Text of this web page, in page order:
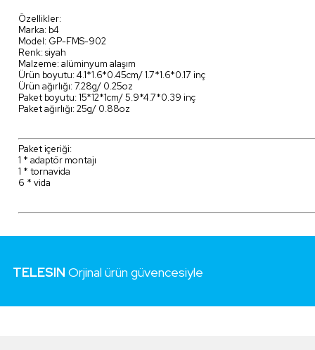
Özellikler:
Marka: b4
Model: GP-FMS-902
Renk: siyah
Malzeme: alüminyum alaşım
Ürün boyutu: 4.1*1.6*0.45cm/ 1.7*1.6*0.17 inç
Ürün ağırlığı: 7.28g/ 0.25oz
Paket boyutu: 15*12*1cm/ 5.9*4.7*0.39 inç
Paket ağırlığı: 25g/ 0.88oz
Paket içeriği:
1 * adaptör montajı
1 * tornavida
6 * vida
TELESIN Orjinal ürün güvencesiyle